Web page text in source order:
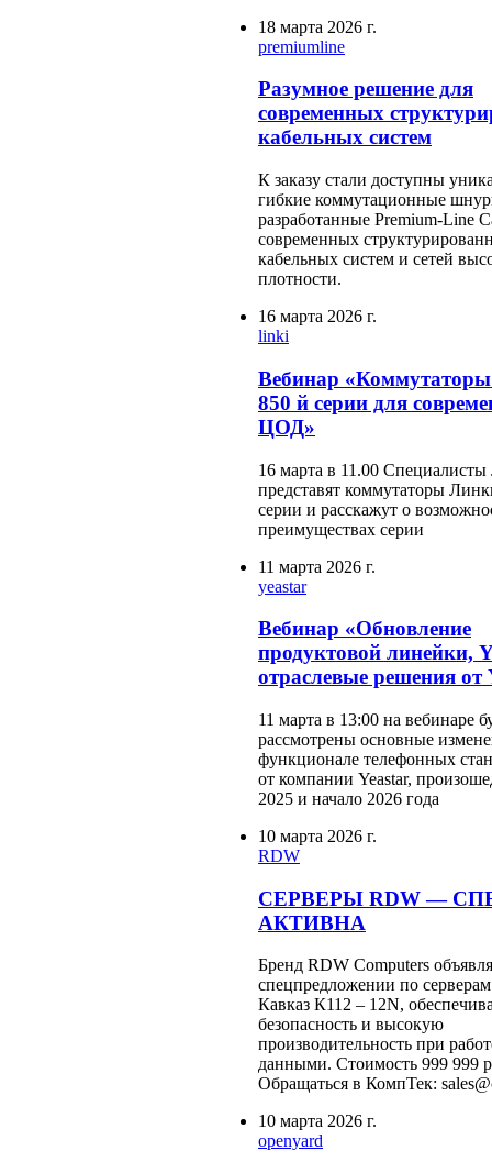
18 марта 2026 г.
premiumline
Разумное решение для
современных
кабельных систем
К заказу стали доступны
гибкие коммутационные
разработанные Premium-Line
современных
кабельных систем и сетей
плотности.
16 марта 2026 г.
linki
Вебинар
850 й серии для
ЦОД»
16 марта в 11.00
представят коммутаторы
серии и расскажут о
преимуществах серии
11 марта 2026 г.
yeastar
Вебинар «Обновление
продуктовой линейки,
отраслевые решения от
11 марта в 13:00 на вебинаре
рассмотрены основные
функционале телефонных
от компании Yeastar,
2025 и начало 2026 года
10 марта 2026 г.
RDW
СЕРВЕРЫ RDW —
АКТИВНА
Бренд RDW Computers
спецпредложении по
Кавказ К112 – 12N,
безопасность и высокую
производительность при
данными. Стоимость 999 999
Обращаться в КомпТек:
10 марта 2026 г.
openyard